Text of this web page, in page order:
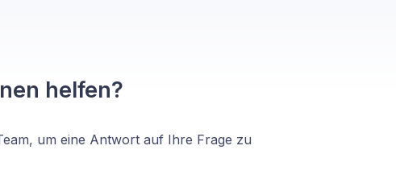
helfen?
um eine Antwort auf Ihre Frage zu